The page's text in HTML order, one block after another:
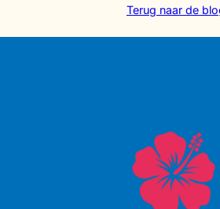
Terug naar de